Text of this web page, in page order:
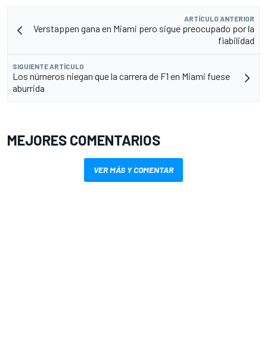
ARTÍCULO ANTERIOR
Verstappen gana en Miami pero sigue preocupado por la
fiabilidad
SIGUIENTE ARTÍCULO
Los números niegan que la carrera de F1 en Miami fuese
aburrida
MEJORES COMENTARIOS
VER MÁS Y COMENTAR